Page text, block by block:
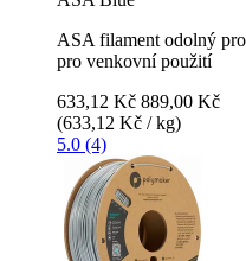
ASA filament odolný
pro venkovní použití
633,12 Kč 889,00 Kč
(633,12 Kč / kg)
5.0 (4)